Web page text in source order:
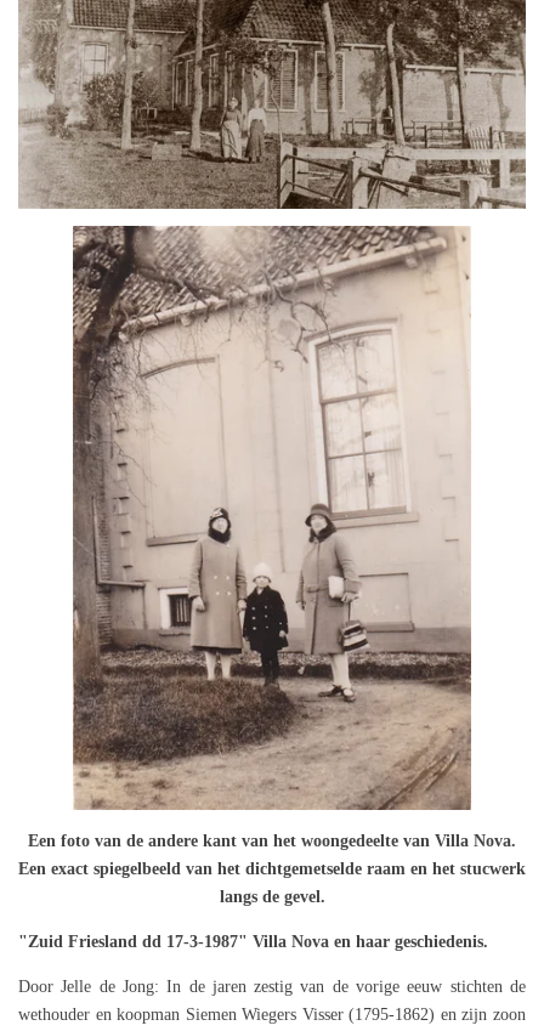
Een foto van de andere kant van het woongedeelte van Villa Nova.
Een exact spiegelbeeld van het dichtgemetselde raam en het stucwerk
langs de gevel.
"Zuid Friesland dd 17-3-1987" Villa Nova en haar geschiedenis.
Door Jelle de Jong: In de jaren zestig van de vorige eeuw stichten de
wethouder en koopman Siemen Wiegers Visser (1795-1862) en zijn zoon